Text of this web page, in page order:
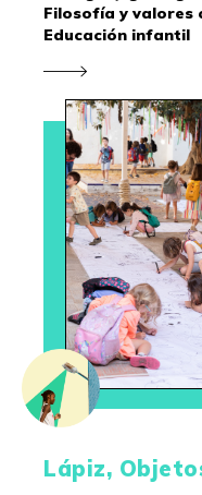
Filosofía y valores
Educación infantil
Lápiz,